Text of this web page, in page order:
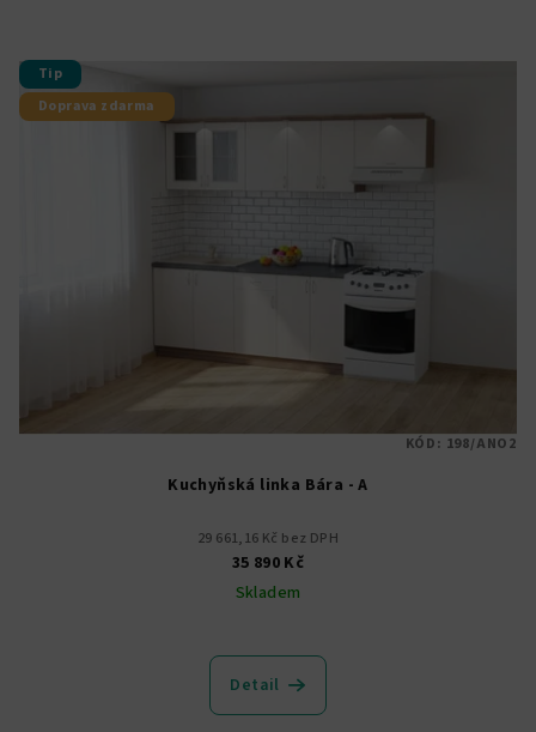
Tip
Doprava zdarma
Kuchyňská linka Bára - A
29 661,16 Kč bez DPH
35 890 Kč
Skladem
hodnocení
produktu
Detail
KÓD: 198/ANO2